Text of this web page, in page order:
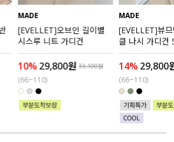
니트
블라우스
오브인 길이별
시스루 니트 가디건
29,800원 33,100원
(66~110)
[EVELLET]뷰므덴 린
클 나시 가디건 SET
14% 29,800원
(66~110)